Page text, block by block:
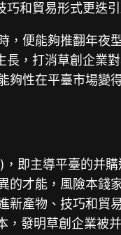
和貿易形式更迭引
，便能夠推翻年
，打消草創企業
夠性在平臺市場變
即主導平臺的并
才能，風險本錢
產物、技巧和貿
，發明草創企業被